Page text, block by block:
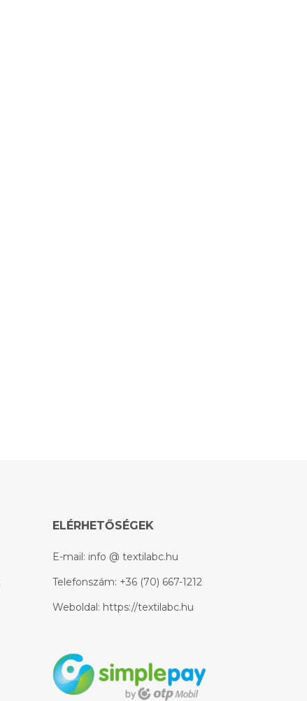
ELÉRHETŐSÉGEK
E-mail: info @ textilabc.hu
Telefonszám: +36 (70) 667-1212
Weboldal: https://textilabc.hu